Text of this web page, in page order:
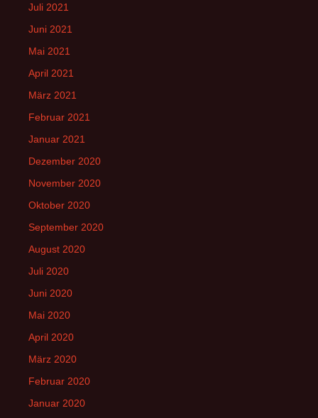
Juli 2021
Juni 2021
Mai 2021
April 2021
März 2021
Februar 2021
Januar 2021
Dezember 2020
November 2020
Oktober 2020
September 2020
August 2020
Juli 2020
Juni 2020
Mai 2020
April 2020
März 2020
Februar 2020
Januar 2020